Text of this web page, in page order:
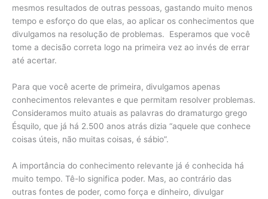
mesmos resultados de outras pessoas, gastando muito menos
tempo e esforço do que elas, ao aplicar os conhecimentos que
divulgamos na resolução de problemas. Esperamos que você
tome a decisão correta logo na primeira vez ao invés de errar
até acertar.
Para que você acerte de primeira, divulgamos apenas
conhecimentos relevantes e que permitam resolver problemas.
Consideramos muito atuais as palavras do dramaturgo grego
Ésquilo, que já há 2.500 anos atrás dizia “aquele que conhece
coisas úteis, não muitas coisas, é sábio”.
A importância do conhecimento relevante já é conhecida há
muito tempo. Tê-lo significa poder. Mas, ao contrário das
outras fontes de poder, como força e dinheiro, divulgar